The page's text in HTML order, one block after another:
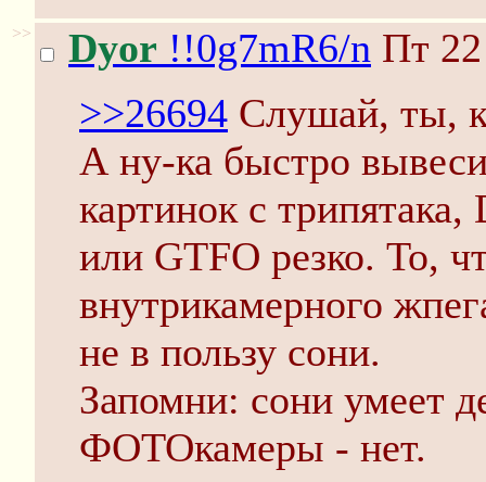
>> Dyor !!0g7mR6/n Пт
>>26694 Слушай, ты,
А ну-ка быстро
картинок с
или GTFO резко. То,
внутрикамерного
не в пользу сони.
Запомни: сони умеет
ФОТОкамеры - нет.